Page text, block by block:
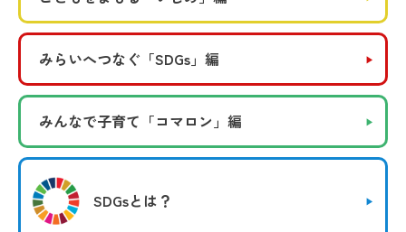
みらいへつなぐ 「SDGs」編
みんなで子育て 「コマロン」編
SDGsとは？